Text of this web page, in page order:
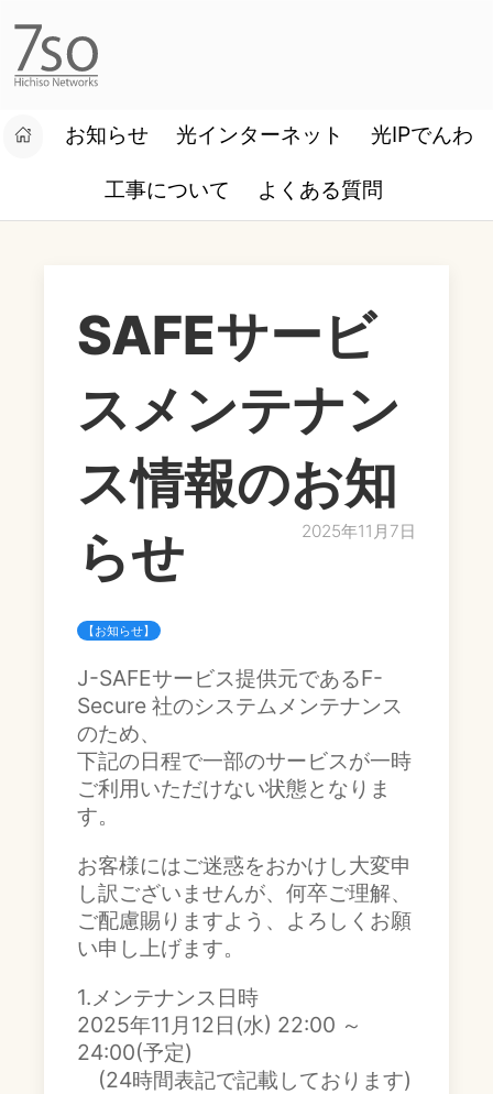
設定マニュアル お客様ログイン
お知らせ 光インターネット 光IPでんわ
工事について よくある質問
SAFEサービ
スメンテナン
ス情報のお知
らせ
2025年11月7日
【お知らせ】
J-SAFEサービス提供元であるF-
Secure 社のシステムメンテナンス
のため、
下記の日程で一部のサービスが一時
ご利用いただけない状態となりま
す。
お客様にはご迷惑をおかけし大変申
し訳ございませんが、何卒ご理解、
ご配慮賜りますよう、よろしくお願
い申し上げます。
1.メンテナンス日時
2025年11月12日(水) 22:00 ～
24:00(予定)
(24時間表記で記載しております)